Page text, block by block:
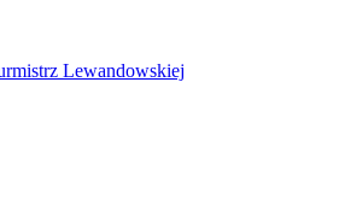
Lewandowskiej